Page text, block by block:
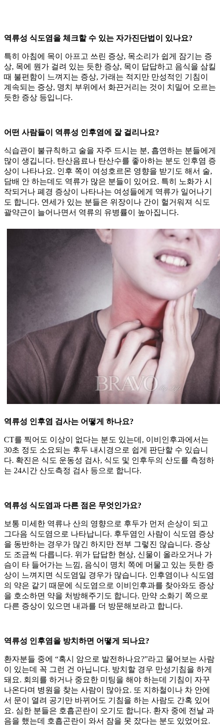
역류성 식도염을 체크할 수 있는 자가진단법이 있나요?
특히 아침에 목이 아프고 쓰린 증상, 목소리가 쉽게 잠기는 증
상, 목에 뭔가 걸려 있는 듯한 증상, 목이 답답하고 음식을 삼킬
때 불편함이 느껴지는 증상, 가래는 적지만 만성적인 기침이
계속되는 증상, 명치 부위에서 화끈거리는 것이 치밀어 오르는
듯한 증상 등입니다.
어떤 사람들이 역류성 인후염에 잘 걸리나요?
식습관이 불규칙하고 술을 자주 드시는 분, 흡연하는 분들에게
많이 생깁니다. 탄산음료나 탄산수를 좋아하는 분도 인후염 증
상이 나타나요. 인후 쪽이 여성호르몬 영향을 받기도 해서 술,
담배 안 하는데도 역류가 많은 분들이 있어요. 특히 노화가 시
작되거나 폐경 증상이 나타나는 여성들에게 역류가 일어나기
도 합니다. 연세가 있는 분들은 위장이나 간이 헐거워져 식도
괄약근이 늘어나면서 역류의 유병률이 높아집니다.
역류성 인후염 검사는 어떻게 하나요?
CT를 찍어도 이상이 없다는 분도 있는데, 이비인후과에서는
30초 정도 소요되는 후두 내시경으로 쉽게 판단할 수 있습니
다. 확진은 식도 운동성 검사, 식도 및 인후두의 산도를 측정하
는 24시간 산도측정 검사 등으로 합니다.
역류성 식도염과 다른 점은 무엇인가요?
보통 미세한 역류나 산의 영향으로 후두가 먼저 손상이 되고
그다음 식도염으로 나타납니다. 후두염인 사람이 식도염 증상
을 동반하는 경우가 많긴 하지만 전부 그렇진 않습니다. 증상
도 조금씩 다릅니다. 위가 답답한 현상, 신물이 올라오거나 가
슴이 타 들어가는 느낌, 음식이 명치 쪽에 머물고 있는 듯한 증
상이 느껴지면 식도염일 경우가 많습니다. 인후염이나 식도염
의 약은 같기 때문에 식도염으로 이비인후과를 찾아와도 증상
을 호소하면 약을 처방해주기도 합니다. 만약 소화기 쪽으로
다른 증상이 있으면 내과를 더 방문해보라고 합니다.
역류성 인후염을 방치하면 어떻게 되나요?
환자분들 중에 “혹시 암으로 발전하나요?”라고 물어보는 사람
이 있는데 꼭 그런 건 아닙니다. 방치할 경우 만성기침을 하게
돼요. 회의를 하거나 중요한 미팅을 해야 하는데 기침이 자꾸
나온다며 병원을 찾는 사람이 많아요. 또 지하철이나 차 안에
서 문이 열려 공기만 바뀌어도 기침을 하는 사람도 간혹 있어
요. 심한 분들은 호흡곤란이 오기도 합니다. 환자 중에 전날 과
음을 했는데 호흡곤란이 와서 잠을 못 잤다는 분도 있었어요.